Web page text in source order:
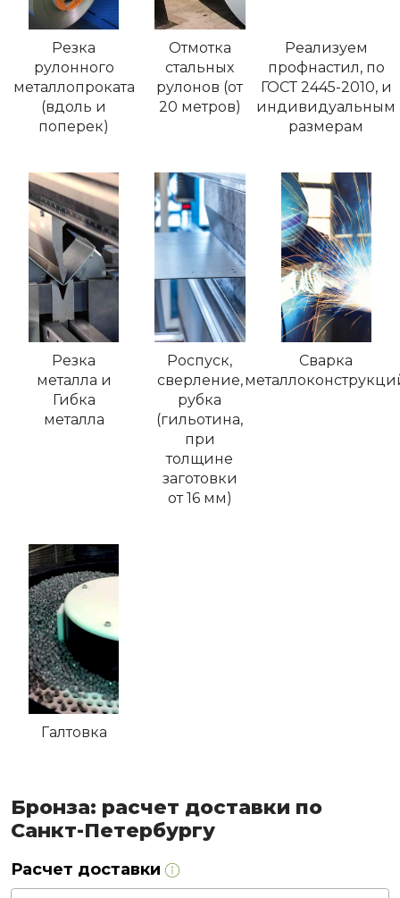
Резка
рулонного
металлопроката
(вдоль и
поперек)
Отмотка
стальных
рулонов (от
20 метров)
Реализуем
профнастил, по
ГОСТ 2445-2010, и
индивидуальным
размерам
Резка
металла и
Гибка
металла
Роспуск,
сверление,
рубка
(гильотина,
при
толщине
заготовки
от 16 мм)
Сварка
Галтовка
Бронза: расчет доставки по
Санкт-Петербургу
Расчет доставки